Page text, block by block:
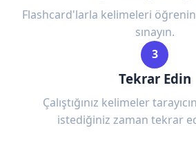
Flashcard'larla kelimeleri
sınayın.
3
Tekrar Edin
Çalıştığınız kelimeler
istediğiniz zaman tekrar